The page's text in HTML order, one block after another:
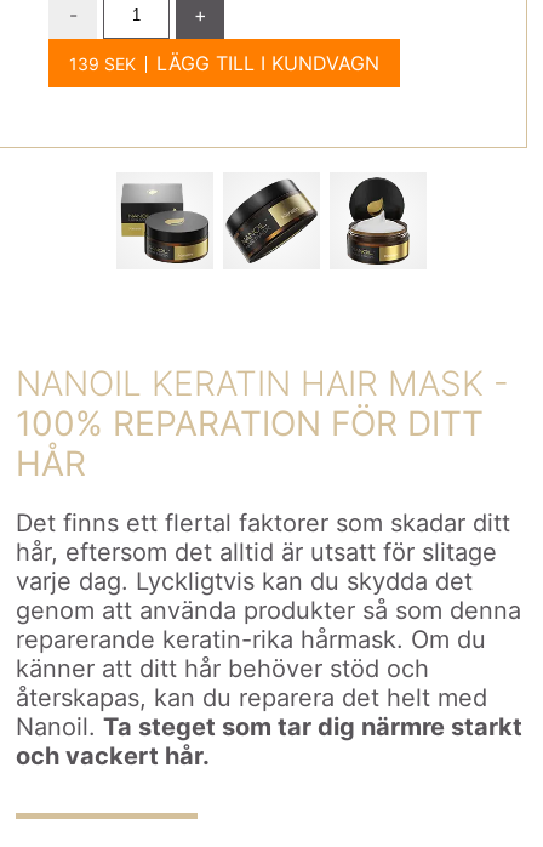
-
+
LÄGG TILL I KUNDVAGN
NANOIL KERATIN HAIR MASK -
100% REPARATION FÖR DITT
HÅR
Det finns ett flertal faktorer som skadar ditt
hår, eftersom det alltid är utsatt för slitage
varje dag. Lyckligtvis kan du skydda det
genom att använda produkter så som denna
reparerande keratin-rika hårmask. Om du
känner att ditt hår behöver stöd och
återskapas, kan du reparera det helt med
Nanoil.Ta steget som tar dig närmre starkt
och vackert hår.